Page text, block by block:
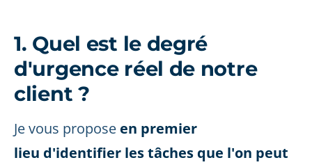
1. Quel est le degré
d'urgence réel de notre
client ?
Je vous propose en premier
lieu d'identifier les tâches que l'on peut